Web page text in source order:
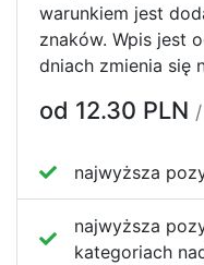
warunkiem jest
znaków. Wpis jest
dniach zmienia się
od 12.30 PLN
najwyższa
najwyższa
kategoriach